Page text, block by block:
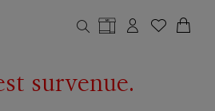
survenue.